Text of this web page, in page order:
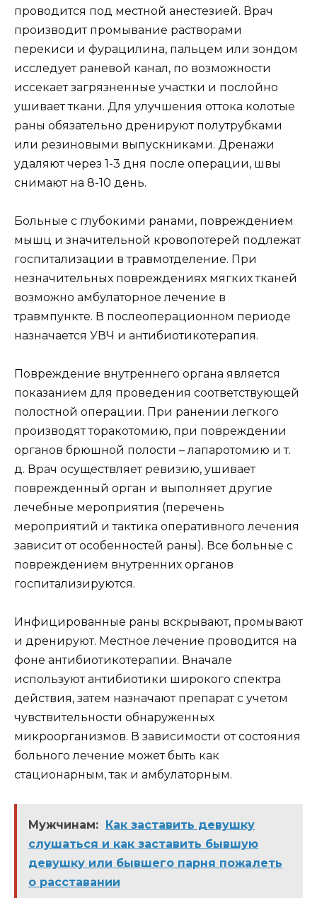
проводится под местной анестезией. Врач
производит промывание растворами
перекиси и фурацилина, пальцем или зондом
исследует раневой канал, по возможности
иссекает загрязненные участки и послойно
ушивает ткани. Для улучшения оттока колотые
раны обязательно дренируют полутрубками
или резиновыми выпускниками. Дренажи
удаляют через 1-3 дня после операции, швы
снимают на 8-10 день.
Больные с глубокими ранами, повреждением
мышц и значительной кровопотерей подлежат
госпитализации в травмотделение. При
незначительных повреждениях мягких тканей
возможно амбулаторное лечение в
травмпункте. В послеоперационном периоде
назначается УВЧ и антибиотикотерапия.
Повреждение внутреннего органа является
показанием для проведения соответствующей
полостной операции. При ранении легкого
производят торакотомию, при повреждении
органов брюшной полости – лапаротомию и т.
д. Врач осуществляет ревизию, ушивает
поврежденный орган и выполняет другие
лечебные мероприятия (перечень
мероприятий и тактика оперативного лечения
зависит от особенностей раны). Все больные с
повреждением внутренних органов
госпитализируются.
Инфицированные раны вскрывают, промывают
и дренируют. Местное лечение проводится на
фоне антибиотикотерапии. Вначале
используют антибиотики широкого спектра
действия, затем назначают препарат с учетом
чувствительности обнаруженных
микроорганизмов. В зависимости от состояния
больного лечение может быть как
стационарным, так и амбулаторным.
Мужчинам: Как заставить девушку
слушаться и как заставить бывшую
девушку или бывшего парня пожалеть
о расставании